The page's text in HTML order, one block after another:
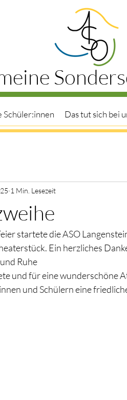
Schüler:innen Das tut sich bei
1 Min. Lesezeit
startete die ASO
Ein herzliches
Ruhe
und für eine wunderschöne
und Schülern eine